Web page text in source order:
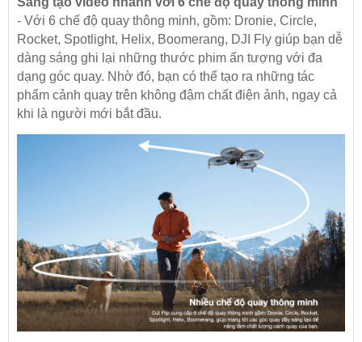
- Với 6 chế độ quay thông minh, gồm: Dronie, Circle,
Rocket, Spotlight, Helix, Boomerang, DJI Fly giúp bạn dễ
dàng sáng ghi lại những thước phim ấn tượng với đa
dạng góc quay. Nhờ đó, bạn có thể tạo ra những tác
phẩm cảnh quay trên không đậm chất điện ảnh, ngay cả
khi là người mới bắt đầu.